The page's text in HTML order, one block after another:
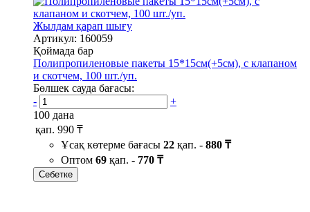
Жылдам қарап шығу
Артикул: 160059
Қоймада бар
Полипропиленовые пакеты 15*15см(+5см), с клапаном
и скотчем, 100 шт./уп.
Бөлшек сауда бағасы:
-
+
100 дана
қап. 990 ₸
Ұсақ көтерме бағасы 22 қап. - 880 ₸
Оптом 69 қап. - 770 ₸
Себетке